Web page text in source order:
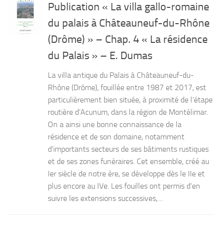
Publication « La villa gallo-romaine
du palais à Châteauneuf-du-Rhône
(Drôme) » – Chap. 4 « La résidence
du Palais » – E. Dumas
La villa antique du Palais à Châteauneuf-du-
Rhône (Drôme), fouillée entre 1987 et 2017, est
particuliè­rement bien située, à proximité de l’étape
routière d’Acunum, dans la région de Montélimar.
On a ainsi une bonne connaissance de la
résidence et de son domaine, notamment
d’importants secteurs de ses bâtiments rustiques
et de ses zones funéraires. Cet ensemble, créé au
Ier siècle de notre ère, se développe dès le IIe et
plus encore au IVe. Les fouilles ont permis d’en
suivre les extensions successives,…